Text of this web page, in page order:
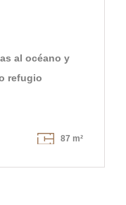
al océano y
refugio
87 m²